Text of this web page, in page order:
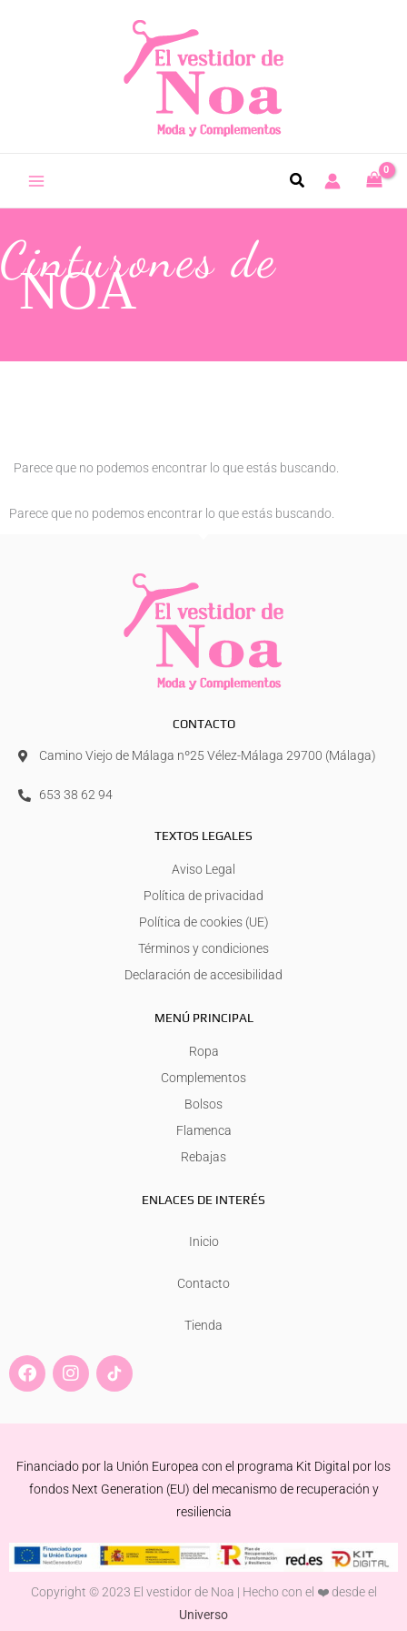
Cinturones de
NOA
Parece que no podemos encontrar lo que estás buscando.
Parece que no podemos encontrar lo que estás buscando.
CONTACTO
Camino Viejo de Málaga nº25 Vélez-Málaga 29700 (Málaga)
653 38 62 94
TEXTOS LEGALES
Aviso Legal
Política de privacidad
Política de cookies (UE)
Términos y condiciones
Declaración de accesibilidad
MENÚ PRINCIPAL
Ropa
Complementos
Bolsos
Flamenca
Rebajas
ENLACES DE INTERÉS
Inicio
Contacto
Tienda
F
a
e
o
k
I
n
t
r
a
Financiado por la Unión Europea con el programa Kit Digital por los
fondos Next Generation (EU) del mecanismo de recuperación y
resiliencia
Copyright © 2023 El vestidor de Noa | Hecho con el ❤️ desde el
Universo